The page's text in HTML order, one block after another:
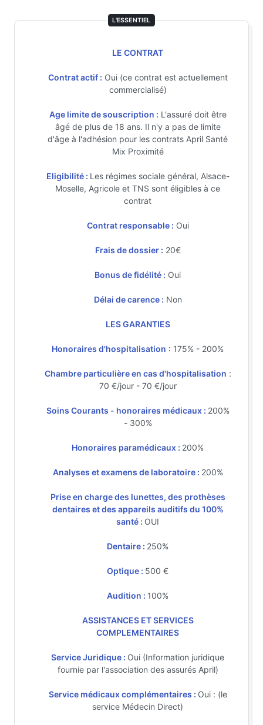
L'ESSENTIEL
LE CONTRAT
Contrat actif : Oui (ce contrat est actuellement
commercialisé)
Age limite de souscription : L'assuré doit être
âgé de plus de 18 ans. Il n'y a pas de limite
d'âge à l'adhésion pour les contrats April Santé
Mix Proximité
Eligibilité : Les régimes sociale général, Alsace-
Moselle, Agricole et TNS sont éligibles à ce
contrat
Contrat responsable : Oui
Frais de dossier : 20€
Bonus de fidélité : Oui
Délai de carence : Non
LES GARANTIES
Honoraires d'hospitalisation : 175% - 200%
Chambre particulière en cas d'hospitalisation :
70 €/jour - 70 €/jour
Soins Courants - honoraires médicaux : 200%
- 300%
Honoraires paramédicaux : 200%
Analyses et examens de laboratoire : 200%
Prise en charge des lunettes, des prothèses
dentaires et des appareils auditifs du 100%
santé : OUI
Dentaire : 250%
Optique : 500 €
Audition : 100%
ASSISTANCES ET SERVICES
COMPLEMENTAIRES
Service Juridique : Oui (Information juridique
fournie par l'association des assurés April)
Service médicaux complémentaires : Oui : (le
service Médecin Direct)